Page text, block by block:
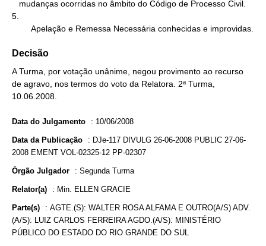
5.
        Apelação e Remessa Necessária conhecidas e improvidas.
Decisão
A Turma, por votação unânime, negou provimento ao recurso
de agravo, nos termos do voto da Relatora. 2ª Turma,
10.06.2008.
Data do Julgamento : 10/06/2008
Data da Publicação : DJe-117 DIVULG 26-06-2008 PUBLIC 27-06-
2008 EMENT VOL-02325-12 PP-02307
Órgão Julgador : Segunda Turma
Relator(a) : Min. ELLEN GRACIE
Parte(s) : AGTE.(S): WALTER ROSA ALFAMA E OUTRO(A/S) ADV.
(A/S): LUIZ CARLOS FERREIRA AGDO.(A/S): MINISTÉRIO
PÚBLICO DO ESTADO DO RIO GRANDE DO SUL